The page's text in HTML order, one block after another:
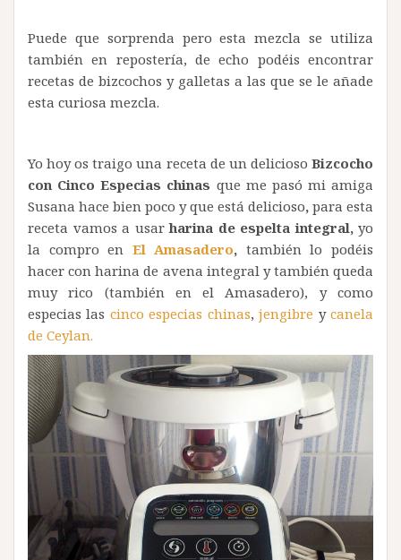
Puede que sorprenda pero esta mezcla se utiliza
también en repostería, de echo podéis encontrar
recetas de bizcochos y galletas a las que se le añade
esta curiosa mezcla.
Yo hoy os traigo una receta de un delicioso Bizcocho
con Cinco Especias chinas que me pasó mi amiga
Susana hace bien poco y que está delicioso, para esta
receta vamos a usarharina de espelta integral, yo
la compro en El Amasadero, también lo podéis
hacer con harina de avena integral y también queda
muy rico (también en el Amasadero), y como
especias las cinco especias chinas,jengibre ycanela
de Ceylan.